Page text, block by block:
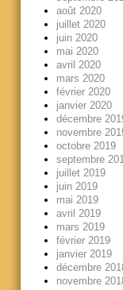
août 2020
juillet 2020
juin 2020
mai 2020
avril 2020
mars 2020
février 2020
janvier 2020
décembre
novembre
octobre 2019
septembre
juillet 2019
juin 2019
mai 2019
avril 2019
mars 2019
février 2019
janvier 2019
décembre
novembre